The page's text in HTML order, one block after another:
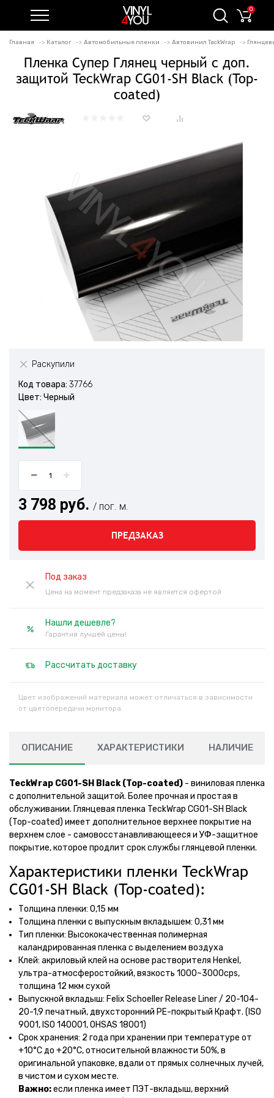
0
Главная Каталог Автомобильные пленки Автовинил TeckWrap
Пленка Супер Глянец черный с доп.
защитой TeckWrap CG01-SH Black (Top-
coated)
Раскупили
Код товара: 37766
Цвет: Черный
3 798 руб. / пог. м.
ПРЕДЗАКАЗ
Под заказ
Цена на момент предзаказа не является офертой
Нашли дешевле?
Гарантия лучшей цены!
Рассчитать доставку
Цвет изображений материала может отличаться в зависимости
от цветопередачи монитора.
ОПИСАНИЕ ХАРАКТЕРИСТИКИ НАЛИЧИЕ
TeckWrap CG01-SH Black (Top-coated) - виниловая пленка
с дополнительной защитой. Более прочная и простая в
обслуживании. Глянцевая пленка TeckWrap CG01-SH Black
(Top-coated) имеет дополнительное верхнее покрытие на
верхнем слое - самовосстанавливающееся и УФ-защитное
покрытие, которое продлит срок службы глянцевой пленки.
Характеристики пленки TeckWrap
CG01-SH Black (Top-coated):
Толщина пленки: 0,15 мм
Толщина пленки с выпускным вкладышем: 0,31 мм
Тип пленки: Высококачественная полимерная
каландрированная пленка с выделением воздуха
Клей: акриловый клей на основе растворителя Henkel,
ультра-атмосферостойкий, вязкость 1000~3000cps,
толщина 12 мкм сухой
Выпускной вкладыш: Felix Schoeller Release Liner / 20-104-
20-1,9 печатный, двухсторонний PE-покрытый Крафт. (ISO
9001, ISO 140001, OHSAS 18001)
Срок хранения: 2 года при хранении при температуре от
+10°C до +20°C, относительной влажности 50%, в
оригинальной упаковке, вдали от прямых солнечных лучей,
в чистом и сухом месте.
Важно:если пленка имеет ПЭТ-вкладыш, верхний